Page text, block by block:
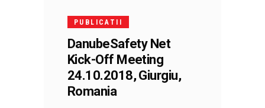
PUBLICATII
DanubeSafety Net
Kick-Off Meeting
24.10.2018, Giurgiu,
Romania